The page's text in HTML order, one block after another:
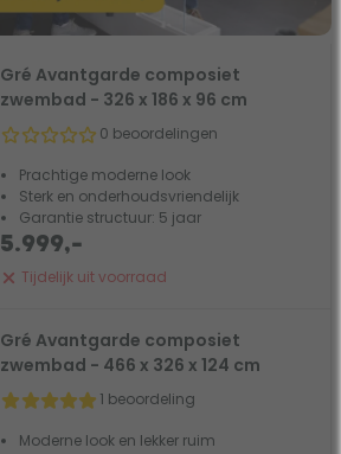
Gré Avantgarde composiet
zwembad - 326 x 186 x 96 cm
0 beoordelingen
Prachtige moderne look
Sterk en onderhoudsvriendelijk
Garantie structuur: 5 jaar
Tijdelijk uit voorraad
5.999,-
Gré Avantgarde composiet
zwembad - 466 x 326 x 124 cm
1 beoordeling
Moderne look en lekker ruim